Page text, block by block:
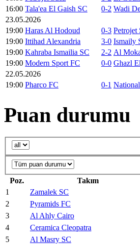
16:00 Tala'ea El Gaish SC 0-2 Wadi
23.05.2026
19:00 Haras Al Hodoud 0-3 Petrojet
19:00 Ittihad Alexandria 3-0 Ismaily
19:00 Kahraba Ismailia SC 2-2 Al
19:00 Modern Sport FC 0-0 Ghazl
22.05.2026
19:00 Pharco FC 0-1
Puan durumu
Poz. Takım
1
Zamalek SC
2
Pyramids FC
3
Al Ahly Cairo
4
Ceramica Cleopatra
5
Al Masry SC